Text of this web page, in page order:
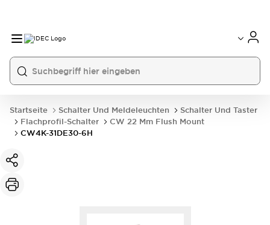
Startseite Schalter Und Meldeleuchten
Schalter Und Taster
Flachprofil-Schalter
CW 22 Mm Flush Mount
CW4K-31DE30-6H